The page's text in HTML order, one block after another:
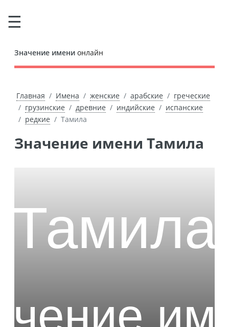
Значение имени онлайн
Главная Имена женские арабские
греческие
грузинские
древние индийские
испанские
редкие
Тамила
Значение имени Тамила